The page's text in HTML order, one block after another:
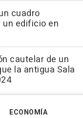
cuadro
edificio en
cautelar de un
la antigua Sala
ECONOMÍA